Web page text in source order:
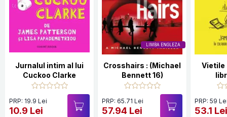
Jurnalul intim al lui
Cuckoo Clarke
PRP: 19.9 Lei
10.9 Lei
LIMBA ENGLEZA
Crosshairs : (Michael
Bennett 16)
PRP: 65.71 Lei
57.94 Lei
Vietile
PRP: 59
53.1